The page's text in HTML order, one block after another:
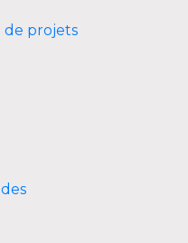
de projets